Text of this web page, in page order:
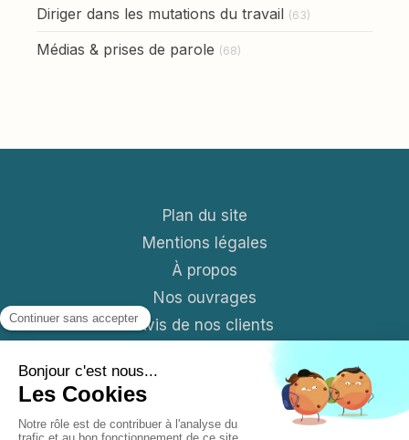
Diriger dans les mutations du travail (63)
Médias & prises de parole (68)
Plan du site
Mentions légales
À propos
Nos ouvrages
Avis de nos clients
S'abonner aux News mensuelles